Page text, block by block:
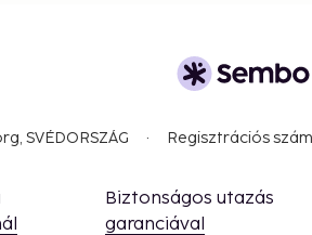
SVÉDORSZÁG Regisztrációs
Biztonságos utazás
garanciával